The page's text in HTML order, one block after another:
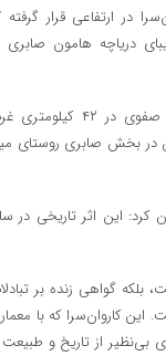
در ارتفاعی قرار گرفته
دریاچه هامون صابری
وی تصریح کرد: کاروان‌سرای فرهنگی به‌جامانده از دوران صفوی در ۴۲
نهبندان در بخش صابری روستای
کرد: این اثر تاریخی در
بلکه گواهی زنده بر
کاروان‌سرا که با
از تاریخ و طبیعت